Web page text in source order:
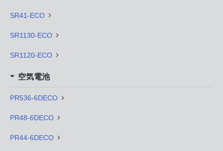
SR41-ECO
SR1130-ECO
SR1120-ECO
空気電池
PR536-6DECO
PR48-6DECO
PR44-6DECO